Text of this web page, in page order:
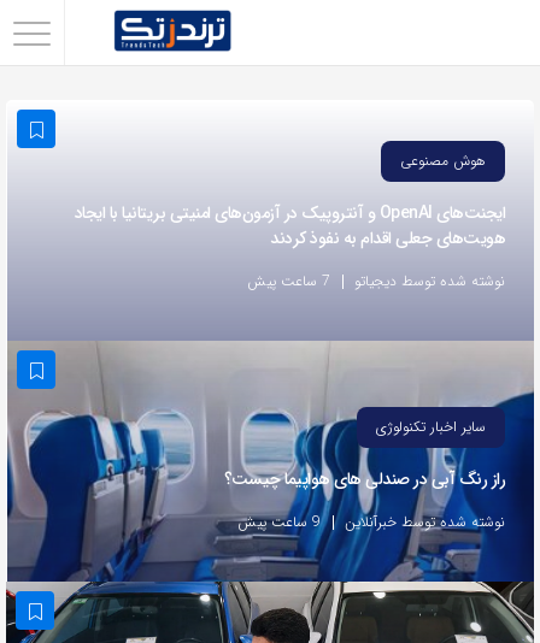
استفاده
روش‌های
زیر
این
را
دوستان
خود
اشتراک
بگذارید.
هوش مصنوعی
ایجنت‌های OpenAI و آنتروپیک در آزمون‌های امنیتی بریتانیا با ایجاد
هویت‌های جعلی اقدام به نفوذ کردند
نوشته شده توسط دیجیاتو 7 ساعت پیش
سایر اخبار تکنولوژی
راز رنگ آبی در صندلی های هواپیما چیست؟
نوشته شده توسط خبرآنلاین 9 ساعت پیش